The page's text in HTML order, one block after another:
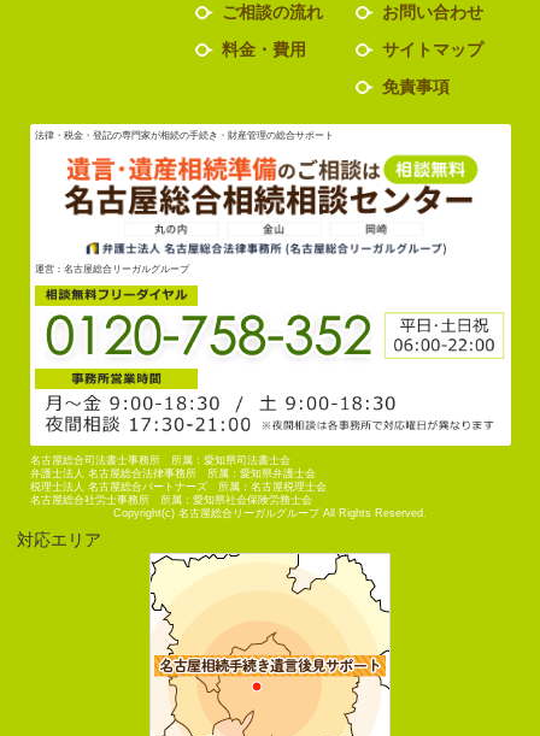
ご相談の流れ
料金・費用
お問い合わせ
サイトマップ
免責事項
法律・税金・登記の専門家が相続の手続き・財産管理の総合サポート
運営：名古屋総合リーガルグループ
名古屋総合司法書士事務所 所属：愛知県司法書士会
弁護士法人 名古屋総合法律事務所 所属：愛知県弁護士会
税理士法人 名古屋総合パートナーズ 所属：名古屋税理士会
名古屋総合社労士事務所 所属：愛知県社会保険労務士会
Copyright(c) 名古屋総合リーガルグループ All Rights Reserved.
対応エリア